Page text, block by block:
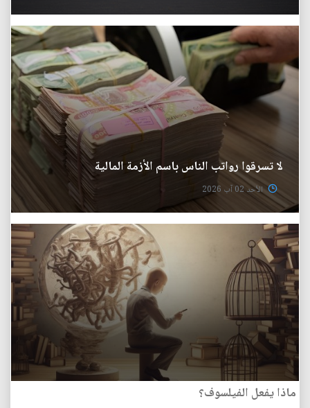
لا تسرقوا رواتب الناس باسم الأزمة المالية
الأحد 02 آب 2026
ماذا يفعل الفيلسوف؟